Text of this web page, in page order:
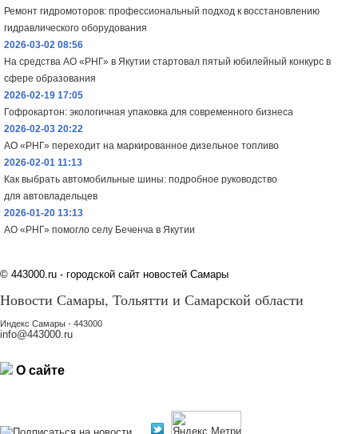
Ремонт гидромоторов: профессиональный подход к восстановлению
гидравлического оборудования
2026-03-02 08:56
На средства АО «РНГ» в Якутии стартовал пятый юбилейный конкурс в
сфере образования
2026-02-19 17:05
Гофрокартон: экологичная упаковка для современного бизнеса
2026-02-03 20:22
АО «РНГ» переходит на маркированное дизельное топливо
2026-02-01 11:13
Как выбрать автомобильные шины: подробное руководство
для автовладельцев
2026-01-20 13:13
АО «РНГ» помогло селу Беченча в Якутии
© 443000.ru - городской сайт новостей Самары
Новости Самары, Тольятти и Самарской области
Индекс Самары - 443000
info@443000.ru
О сайте